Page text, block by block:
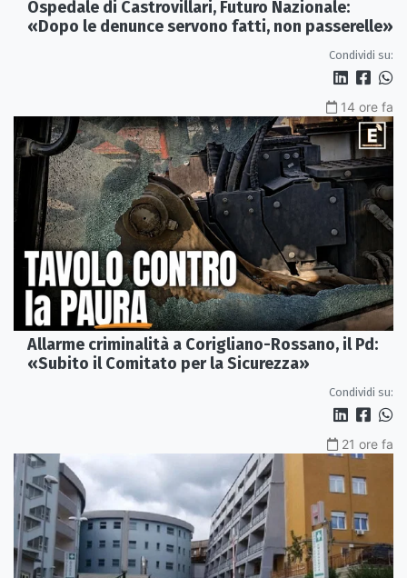
Ospedale di Castrovillari, Futuro Nazionale:
«Dopo le denunce servono fatti, non passerelle»
Condividi su:
14 ore fa
Allarme criminalità a Corigliano-Rossano, il Pd:
«Subito il Comitato per la Sicurezza»
Condividi su:
21 ore fa